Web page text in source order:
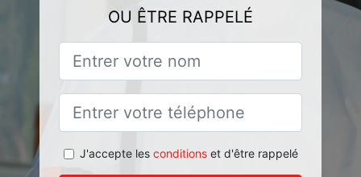
OU ÊTRE RAPPELÉ
J'accepte les conditionset d'être rappelé